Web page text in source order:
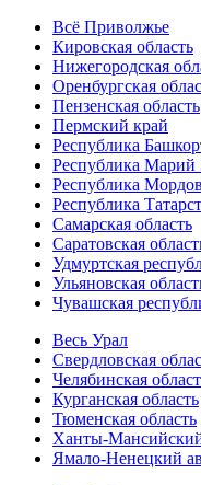
Всё Приволжье
Кировская область
Нижегородская
Оренбургская
Пензенская область
Пермский край
Республика
Республика Марий
Республика
Республика
Самарская область
Саратовская
Удмуртская
Ульяновская
Чувашская
Весь Урал
Свердловская
Челябинская
Курганская область
Тюменская область
Ханты-
Ямало-Ненецкий